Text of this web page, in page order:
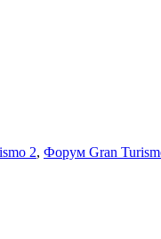
2, Форум Gran